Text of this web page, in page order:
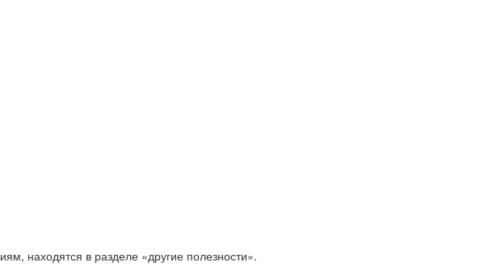
находятся в разделе «другие полезности».